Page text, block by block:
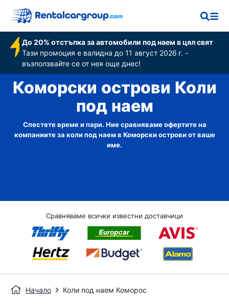
До 20% отстъпка за автомобили под наем в цял свят
Тази промоция е валидна до 11 август 2026 г. -
възползвайте се от нея още днес!
Коморски острови Коли
под наем
Спестете време и пари. Ние сравняваме офертите на
компаниите за коли под наем в Коморски острови от ваше
име.
Сравняваме всички известни доставчици
Начало Коли под наем Коморос